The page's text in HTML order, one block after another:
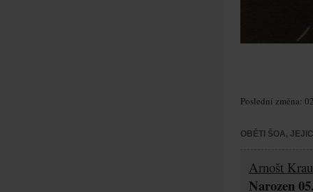
Poslední změna:
OBĚTI ŠOA,
Arnošt
Narozen